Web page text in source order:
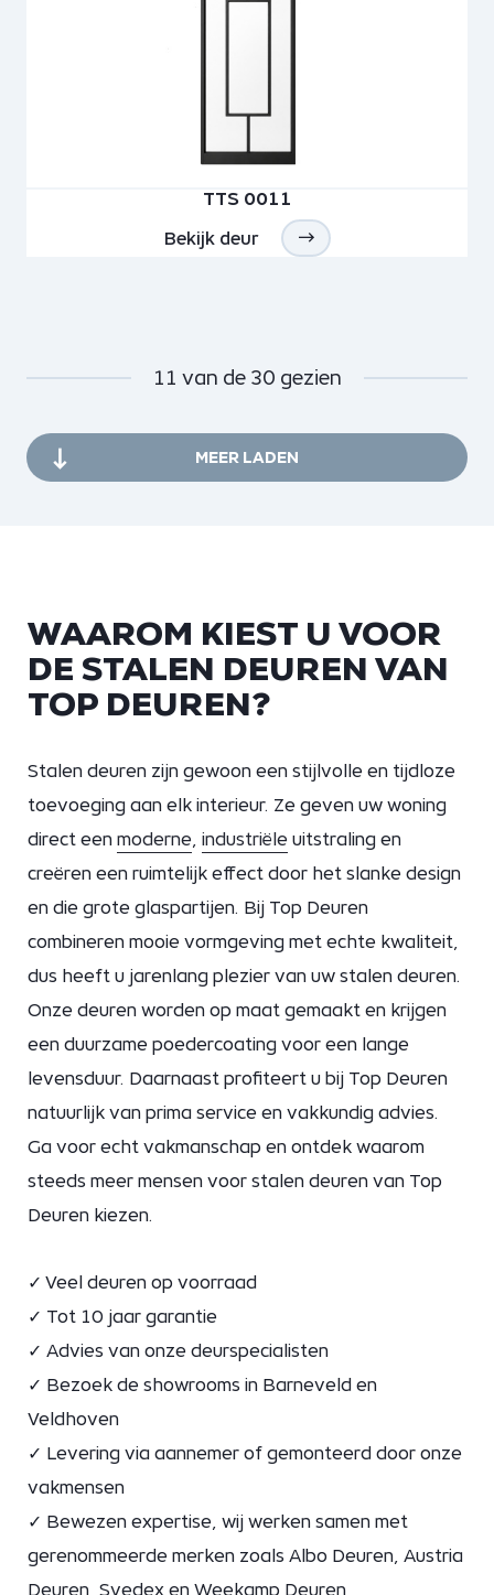
TTS 0011
Bekijk deur
11 van de 30 gezien
MEER LADEN
WAAROM KIEST U VOOR
DE STALEN DEUREN VAN
TOP DEUREN?
Stalen deuren zijn gewoon een stijlvolle en tijdloze
toevoeging aan elk interieur. Ze geven uw woning
direct een moderne, industriële uitstraling en
creëren een ruimtelijk effect door het slanke design
en die grote glaspartijen. Bij Top Deuren
combineren mooie vormgeving met echte kwaliteit,
dus heeft u jarenlang plezier van uw stalen deuren.
Onze deuren worden op maat gemaakt en krijgen
een duurzame poedercoating voor een lange
levensduur. Daarnaast profiteert u bij Top Deuren
natuurlijk van prima service en vakkundig advies.
Ga voor echt vakmanschap en ontdek waarom
steeds meer mensen voor stalen deuren van Top
Deuren kiezen.
✓ Veel deuren op voorraad
✓ Tot 10 jaar garantie
✓ Advies van onze deurspecialisten
✓ Bezoek de showrooms in Barneveld en
Veldhoven
✓ Levering via aannemer of gemonteerd door onze
vakmensen
✓ Bewezen expertise, wij werken samen met
gerenommeerde merken zoals Albo Deuren, Austria
Deuren, Svedex en Weekamp Deuren